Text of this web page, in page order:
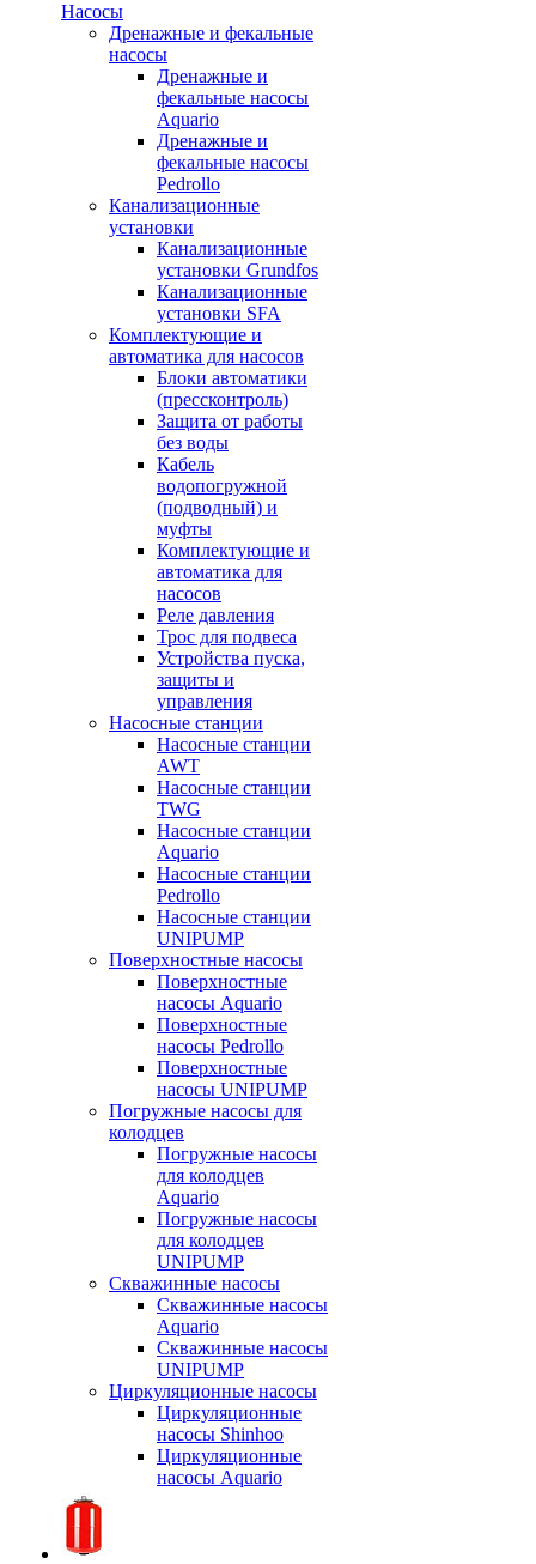
Насосы
Дренажные и фекальные
насосы
Дренажные и
фекальные насосы
Aquario
Дренажные и
фекальные насосы
Pedrollo
Канализационные
установки
Канализационные
установки Grundfos
Канализационные
установки SFA
Комплектующие и
автоматика для насосов
Блоки автоматики
(прессконтроль)
Защита от работы
без воды
Кабель
водопогружной
(подводный) и
муфты
Комплектующие и
автоматика для
насосов
Реле давления
Трос для подвеса
Устройства пуска,
защиты и
управления
Насосные станции
Насосные станции
AWT
Насосные станции
TWG
Насосные станции
Aquario
Насосные станции
Pedrollo
Насосные станции
UNIPUMP
Поверхностные насосы
Поверхностные
насосы Aquario
Поверхностные
насосы Pedrollo
Поверхностные
насосы UNIPUMP
Погружные насосы для
колодцев
Погружные насосы
для колодцев
Aquario
Погружные насосы
для колодцев
UNIPUMP
Скважинные насосы
Скважинные насосы
Aquario
Скважинные насосы
UNIPUMP
Циркуляционные насосы
Циркуляционные
насосы Shinhoo
Циркуляционные
насосы Aquario